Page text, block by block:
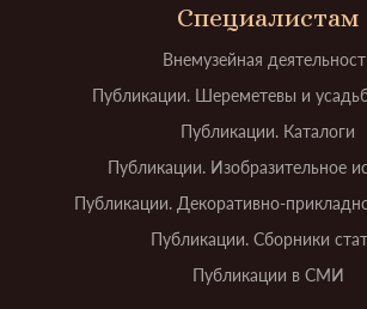
Специалистам
Внемузейная
Публикации. Шереметевы и
Публикации. Каталоги
Публикации. Изобразительное
Публикации. Декоративно-
Публикации. Сборники
Публикации в СМИ